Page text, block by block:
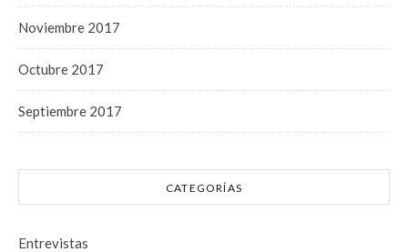
Noviembre 2017
Octubre 2017
Septiembre 2017
CATEGORÍAS
Entrevistas